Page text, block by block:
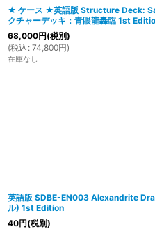
★ ケース ★英語版 Structure Deck:
クチャーデッキ：青眼龍轟臨 1st
68,000円(税別)
(税込 : 74,800円)
在庫なし
英語版 SDBE-EN003 Alexandrite
ル) 1st Edition
40円(税別)